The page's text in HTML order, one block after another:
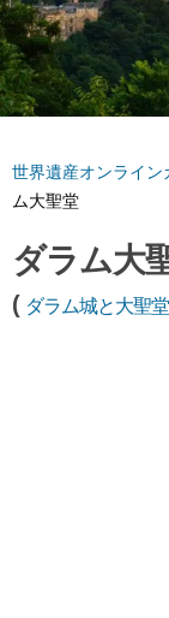
世界遺産オンライン
ム大聖堂
ダラム大
( ダラム城と大聖堂